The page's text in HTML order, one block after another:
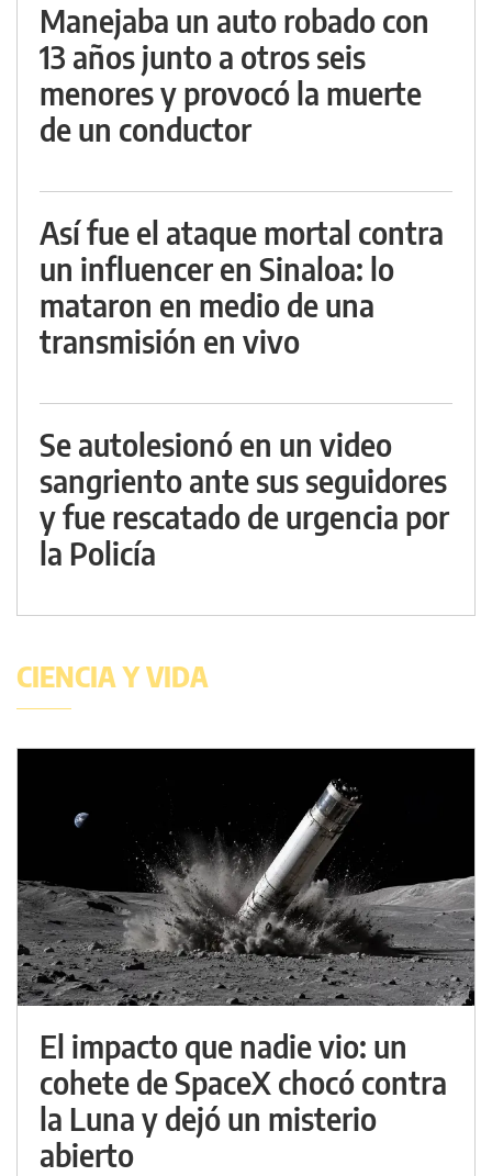
Manejaba un auto robado con
13 años junto a otros seis
menores y provocó la muerte
de un conductor
Así fue el ataque mortal contra
un influencer en Sinaloa: lo
mataron en medio de una
transmisión en vivo
Se autolesionó en un video
sangriento ante sus seguidores
y fue rescatado de urgencia por
la Policía
CIENCIA Y VIDA
El impacto que nadie vio: un
cohete de SpaceX chocó contra
la Luna y dejó un misterio
abierto